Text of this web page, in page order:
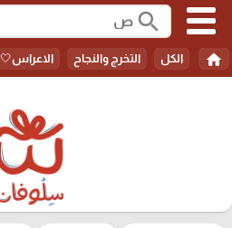
search
home الكل التخرج والنجاح